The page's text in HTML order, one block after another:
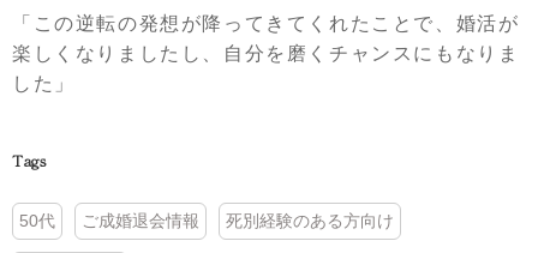
「この逆転の発想が降ってきてくれたことで、婚活が
楽しくなりましたし、自分を磨くチャンスにもなりま
した」
Tags
50代 ご成婚退会情報 死別経験のある方向け